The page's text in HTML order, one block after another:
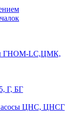
ГНОМ-LC,ЦМК,
Г, БГ
насосы ЦНС, ЦНСГ